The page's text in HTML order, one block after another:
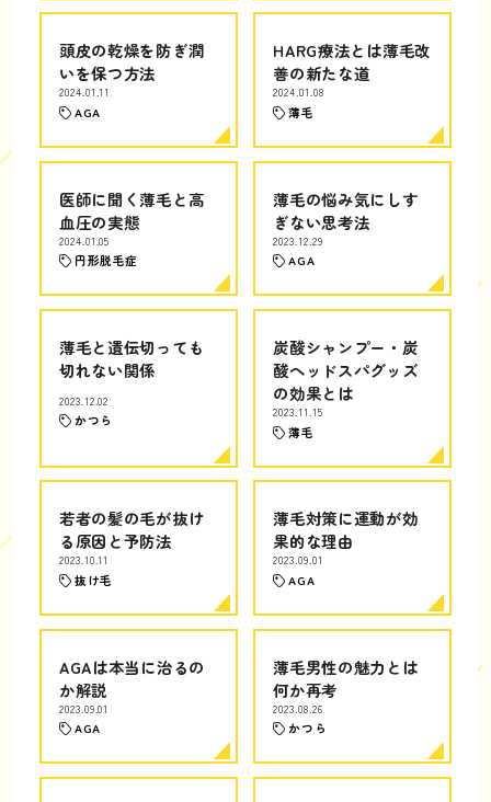
頭皮の乾燥を防ぎ潤
いを保つ方法
2024.01.11
AGA
HARG療法とは薄毛改
善の新たな道
2024.01.08
薄毛
医師に聞く薄毛と高
血圧の実態
2024.01.05
円形脱毛症
薄毛の悩み気にしす
ぎない思考法
2023.12.29
AGA
薄毛と遺伝切っても
切れない関係
2023.12.02
かつら
炭酸シャンプー・炭
酸ヘッドスパグッズ
の効果とは
2023.11.15
薄毛
若者の髪の毛が抜け
る原因と予防法
2023.10.11
抜け毛
薄毛対策に運動が効
果的な理由
2023.09.01
AGA
AGAは本当に治るの
か解説
2023.09.01
AGA
薄毛男性の魅力とは
何か再考
2023.08.26
かつら